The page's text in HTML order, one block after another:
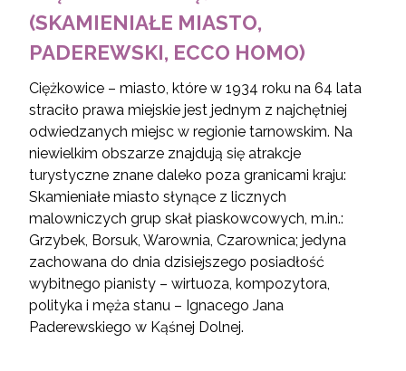
(SKAMIENIAŁE MIASTO,
PADEREWSKI, ECCO HOMO)
Ciężkowice – miasto, które w 1934 roku na 64 lata
straciło prawa miejskie jest jednym z najchętniej
odwiedzanych miejsc w regionie tarnowskim. Na
niewielkim obszarze znajdują się atrakcje
turystyczne znane daleko poza granicami kraju:
Skamieniałe miasto słynące z licznych
malowniczych grup skał piaskowcowych, m.in.:
Grzybek, Borsuk, Warownia, Czarownica; jedyna
zachowana do dnia dzisiejszego posiadłość
wybitnego pianisty – wirtuoza, kompozytora,
polityka i męża stanu – Ignacego Jana
Paderewskiego w Kąśnej Dolnej.